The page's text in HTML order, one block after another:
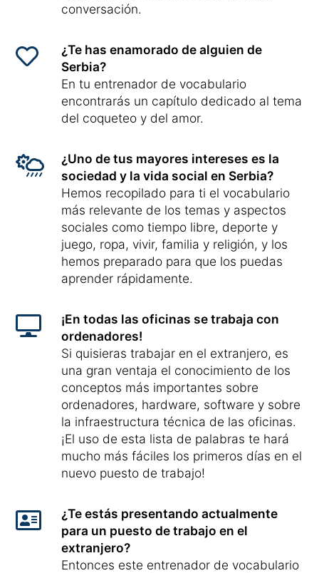
conversación.
¿Te has enamorado de alguien de
Serbia?
En tu entrenador de vocabulario
encontrarás un capítulo dedicado al tema
del coqueteo y del amor.
¿Uno de tus mayores intereses es la
sociedad y la vida social en Serbia?
Hemos recopilado para ti el vocabulario
más relevante de los temas y aspectos
sociales como tiempo libre, deporte y
juego, ropa, vivir, familia y religión, y los
hemos preparado para que los puedas
aprender rápidamente.
¡En todas las oficinas se trabaja con
ordenadores!
Si quisieras trabajar en el extranjero, es
una gran ventaja el conocimiento de los
conceptos más importantes sobre
ordenadores, hardware, software y sobre
la infraestructura técnica de las oficinas.
¡El uso de esta lista de palabras te hará
mucho más fáciles los primeros días en el
nuevo puesto de trabajo!
¿Te estás presentando actualmente
para un puesto de trabajo en el
extranjero?
Entonces este entrenador de vocabulario